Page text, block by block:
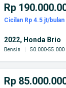
Rp
Cicilan Rp 4.5 jt/bulan
2022, Honda Brio
Bensin 50.000-55.000
Rp